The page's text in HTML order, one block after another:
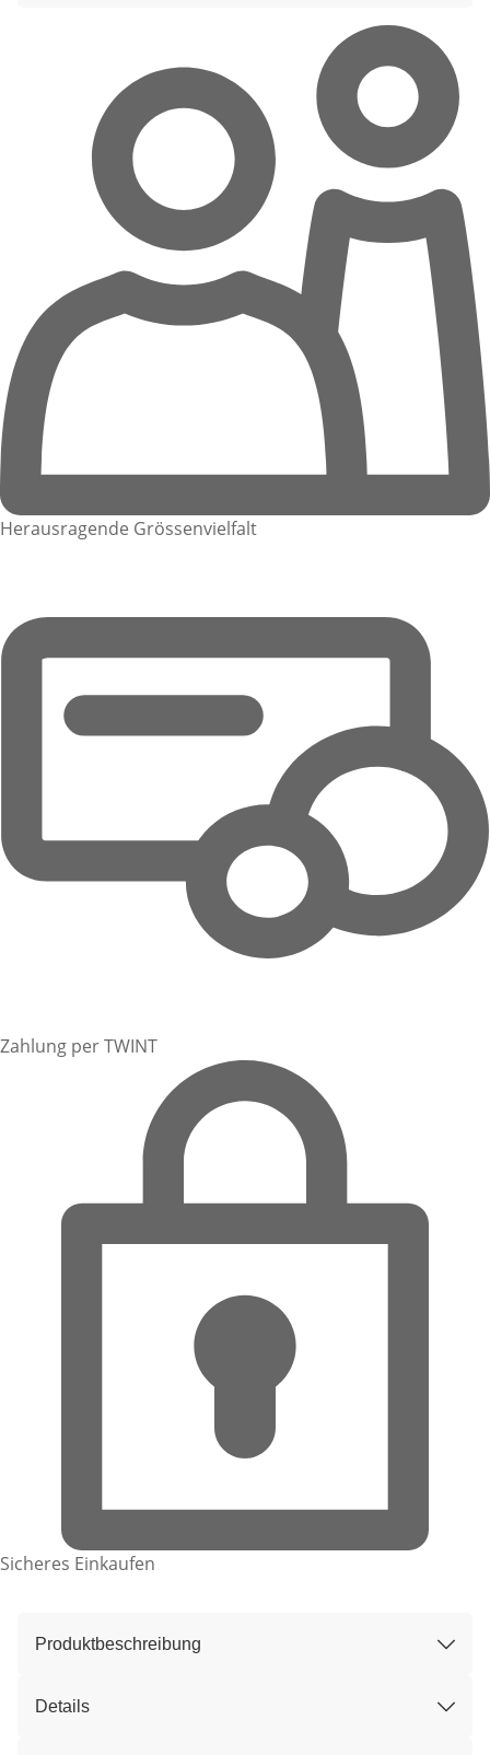
Herausragende Grössenvielfalt
Zahlung per TWINT
Sicheres Einkaufen
Produktbeschreibung
Details